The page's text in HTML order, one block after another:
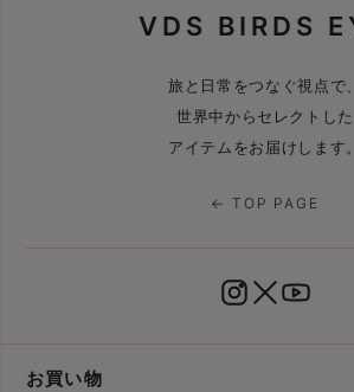
VDS BIRDS
旅と日常をつなぐ視点で、
世界中からセレクトした
アイテムをお届けします。
← TOP PAGE
お買い物